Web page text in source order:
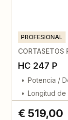
PROFESIONAL
CORTASETOS
HC 247 P
Potencia /
Longitud de
€ 519,00